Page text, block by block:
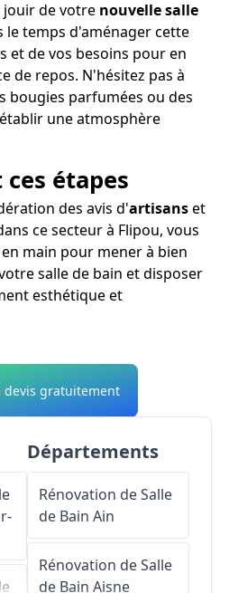
jouir de votre nouvelle salle
le temps d'aménager cette
et de vos besoins pour en
de repos. N'hésitez pas à
bougies parfumées ou des
une atmosphère
étapes
des avis d'artisanset
ce secteur à Flipou, vous
main pour mener à bien
salle de bain et disposer
esthétique et
devis gratuitement
Départements
Rénovation de Salle
de Bain Ain
Rénovation de Salle
de Bain Aisne